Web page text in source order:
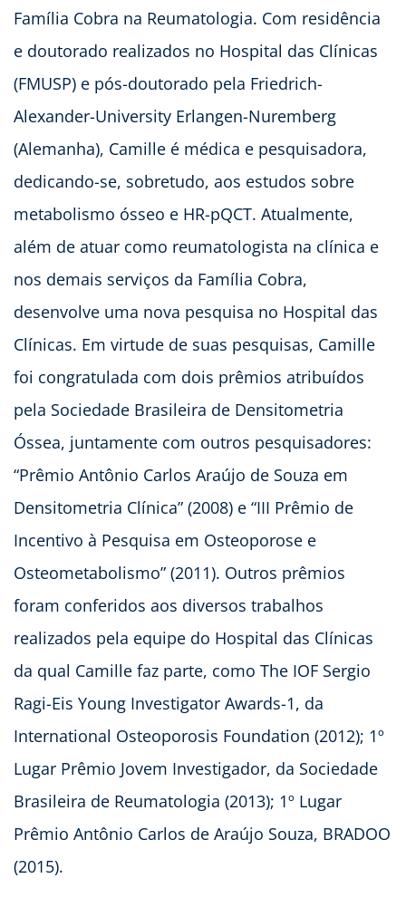
Família Cobra na Reumatologia. Com residência
e doutorado realizados no Hospital das Clínicas
(FMUSP) e pós-doutorado pela Friedrich-
Alexander-University Erlangen-Nuremberg
(Alemanha), Camille é médica e pesquisadora,
dedicando-se, sobretudo, aos estudos sobre
metabolismo ósseo e HR-pQCT. Atualmente,
além de atuar como reumatologista na clínica e
nos demais serviços da Família Cobra,
desenvolve uma nova pesquisa no Hospital das
Clínicas. Em virtude de suas pesquisas, Camille
foi congratulada com dois prêmios atribuídos
pela Sociedade Brasileira de Densitometria
Óssea, juntamente com outros pesquisadores:
“Prêmio Antônio Carlos Araújo de Souza em
Densitometria Clínica” (2008) e “III Prêmio de
Incentivo à Pesquisa em Osteoporose e
Osteometabolismo” (2011). Outros prêmios
foram conferidos aos diversos trabalhos
realizados pela equipe do Hospital das Clínicas
da qual Camille faz parte, como The IOF Sergio
Ragi-Eis Young Investigator Awards-1, da
International Osteoporosis Foundation (2012); 1º
Lugar Prêmio Jovem Investigador, da Sociedade
Brasileira de Reumatologia (2013); 1º Lugar
Prêmio Antônio Carlos de Araújo Souza, BRADOO
(2015).